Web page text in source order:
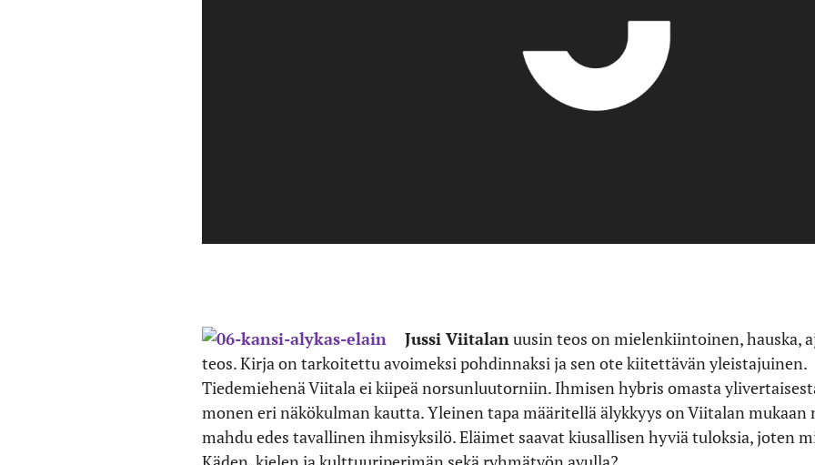
Jussi Viitalan uusin teos on mielenkiintoinen, hauska,
teos. Kirja on tarkoitettu avoimeksi pohdinnaksi ja sen ote kiitettävän yleistajuinen.
Tiedemiehenä Viitala ei kiipeä norsunluutorniin. Ihmisen hybris omasta
monen eri näkökulman kautta. Yleinen tapa määritellä älykkyys on Viitalan mukaan
mahdu edes tavallinen ihmisyksilö. Eläimet saavat kiusallisen hyviä tuloksia, joten